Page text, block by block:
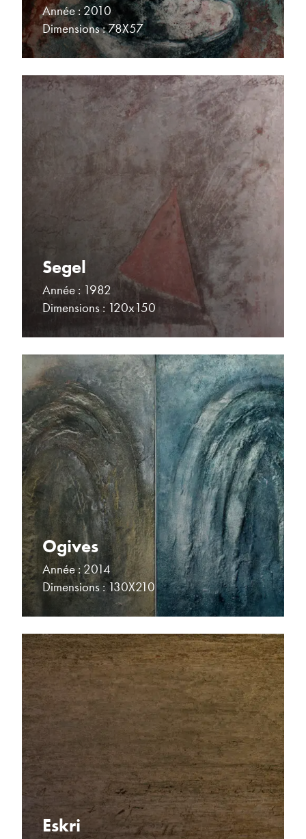
Année : 2010
Dimensions : 78X57
Segel
Année : 1982
Dimensions : 120x150
Ogives
Année : 2014
Dimensions : 130X210
Eskri